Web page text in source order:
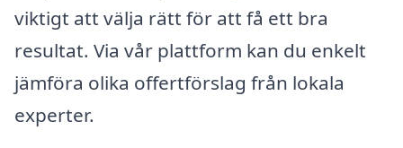
viktigt att välja rätt för att få ett bra
resultat. Via vår plattform kan du enkelt
jämföra olika offertförslag från lokala
experter.